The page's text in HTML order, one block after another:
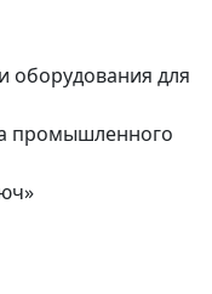
оборудования для
промышленного